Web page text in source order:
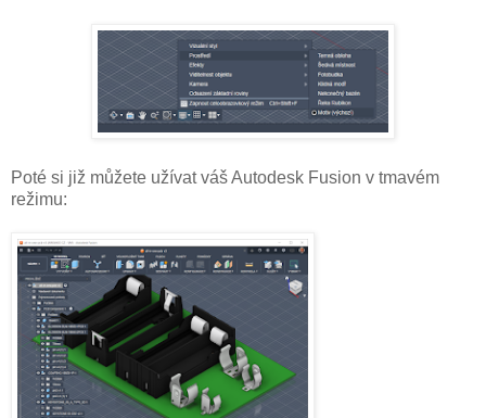
Poté si již můžete užívat váš Autodesk Fusion v tmavém
režimu: